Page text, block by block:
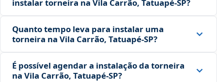
instalar torneira na Vila Carrão, Tatuapé‑SP?
Quanto tempo leva para instalar uma
torneira na Vila Carrão, Tatuapé‑SP?
É possível agendar a instalação da torneira
na Vila Carrão, Tatuapé‑SP?